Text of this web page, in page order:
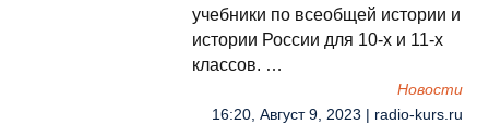
учебники по всеобщей истории и
истории России для 10-х и 11-х
классов. …
Новости
16:20, Август 9, 2023 | radio-kurs.ru